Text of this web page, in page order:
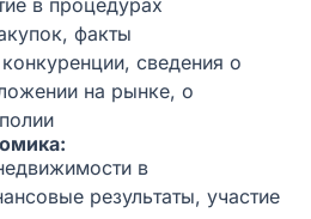
в процедурах
факты
сведения о
на рынке, о
в
результаты, участие